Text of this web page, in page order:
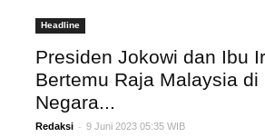
Headline
Presiden Jokowi dan Ibu
Bertemu Raja Malaysia di
Negara...
Redaksi - 9 Juni 2023 05:35 WIB